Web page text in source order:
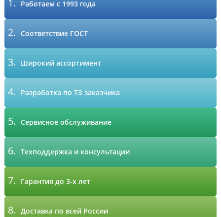
Работаем с 1993 года
2. Соответствие ГОСТ
3. Широкий ассортимент
4. Разработка по ТЗ заказчика
5. Сервисное обслуживание
6. Техподдержка и консультации
7. Гарантия до 3-х лет
8. Доставка по всей России